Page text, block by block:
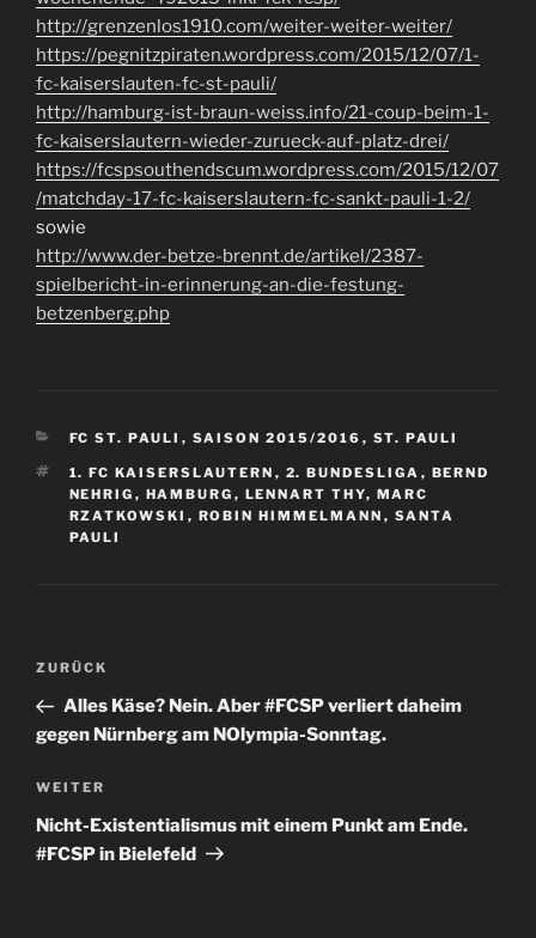
http://grenzenlos1910.com/weiter-weiter-weiter/
https://pegnitzpiraten.wordpress.com/2015/12/07/1-
fc-kaiserslauten-fc-st-pauli/
http://hamburg-ist-braun-weiss.info/21-coup-beim-1-
fc-kaiserslautern-wieder-zurueck-auf-platz-drei/
https://fcspsouthendscum.wordpress.com/2015/12/07
/matchday-17-fc-kaiserslautern-fc-sankt-pauli-1-2/
sowie
http://www.der-betze-brennt.de/artikel/2387-
spielbericht-in-erinnerung-an-die-festung-
betzenberg.php
KATEGORIEN
FC ST. PAULI , SAISON 2015/2016 , ST. PAULI
SCHLAGWÖRTER
1. FC KAISERSLAUTERN , 2. BUNDESLIGA , BERND
NEHRIG , HAMBURG , LENNART THY, MARC
RZATKOWSKI , ROBIN HIMMELMANN , SANTA
PAULI
Beitragsnavigation
Vorheriger
Beitrag
ZURÜCK
Alles Käse? Nein. Aber #FCSP verliert daheim
gegen Nürnberg am NOlympia-Sonntag.
Nächster
Beitrag
WEITER
Nicht-Existentialismus mit einem Punkt am Ende.
#FCSP in Bielefeld